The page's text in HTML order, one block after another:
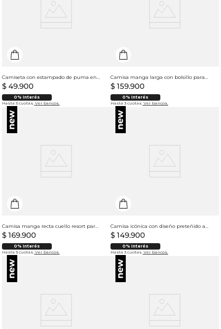
Camiseta con estampado de puma en punto corazón para mujer
$ 49.900
0% Interés
Hasta 3 cuotas. Ver bancos.
Camisa manga larga con bolsillo para hombre
$ 159.900
0% Interés
Hasta 3 cuotas. Ver bancos.
Camisa manga recta cuello resort para hombre
$ 169.900
0% Interés
Hasta 3 cuotas. Ver bancos.
Camisa icónica con diseño preteñido a rayas para mujer
$ 149.900
0% Interés
Hasta 3 cuotas. Ver bancos.